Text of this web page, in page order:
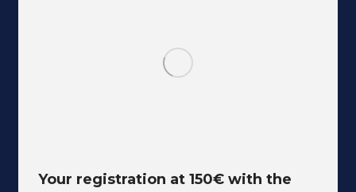
Your registration at 150€ with the